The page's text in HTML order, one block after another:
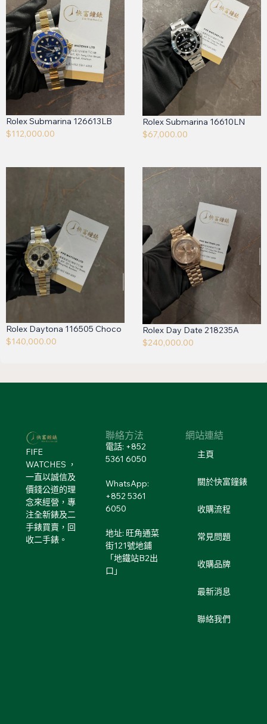
Rolex Submarina 126613LB
$112,000.00
Rolex Submarina 16610LN
$67,000.00
Rolex Daytona 116505 Choco
$140,000.00
Rolex Day Date 218235A
$240,000.00
FIFE
WATCHES ，
一直以誠信及
價錢公道的理
念來經營，專
注全新錶及二
手錶買賣，回
收二手錶。
聯絡方法
電話: +852
5361 6050
WhatsApp:
+852 5361
6050
地址: 旺角通菜
街121號地鋪
「地鐵站B2出
口」
網站連結
主頁
關於快富鐘錶
收購流程
常見問題
收購品牌
最新消息
聯絡我們